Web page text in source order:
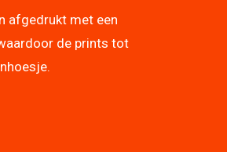
afgedrukt met een
de prints tot